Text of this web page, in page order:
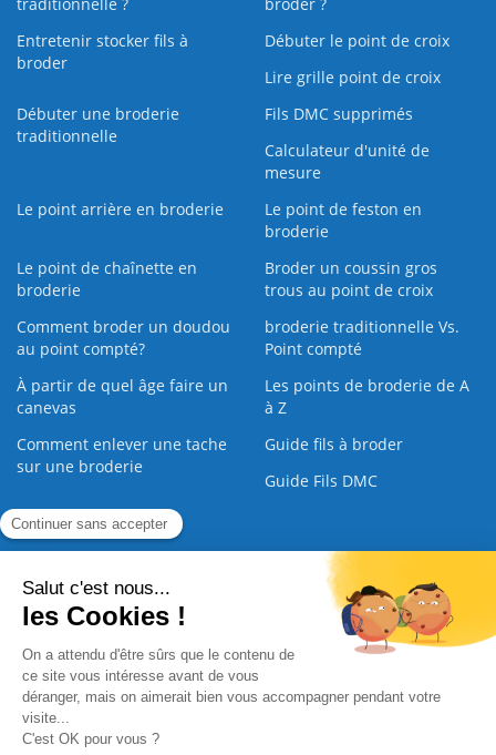
Entretenir stocker fils à
broder
Débuter le point de croix
Lire grille point de croix
Débuter une broderie
traditionnelle
Fils DMC supprimés
Calculateur d'unité de
mesure
Le point arrière en broderie
Le point de feston en
broderie
Le point de chaînette en
broderie
Broder un coussin gros
trous au point de croix
Comment broder un doudou
au point compté?
broderie traditionnelle Vs.
Point compté
À partir de quel âge faire un
canevas
Les points de broderie de A
à Z
Comment enlever une tache
sur une broderie
Guide fils à broder
Guide Fils DMC
Guide de la Broderie
Nous contacter |
Paiement sécurisé